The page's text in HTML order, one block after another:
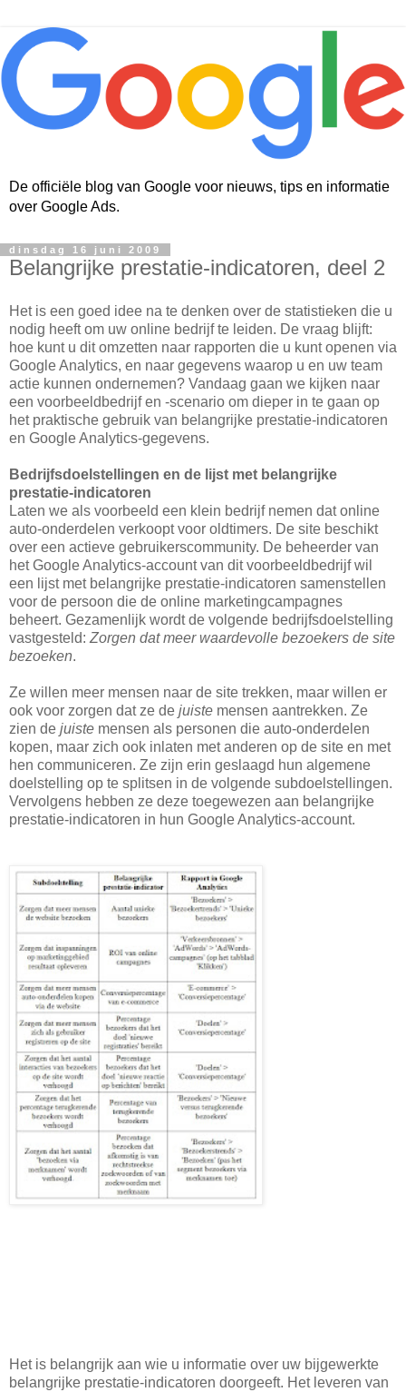
De officiële blog van Google voor nieuws, tips en informatie
over Google Ads.
dinsdag 16 juni 2009
Belangrijke prestatie-indicatoren, deel 2
Het is een goed idee na te denken over de statistieken die u
nodig heeft om uw online bedrijf te leiden. De vraag blijft:
hoe kunt u dit omzetten naar rapporten die u kunt openen via
Google Analytics, en naar gegevens waarop u en uw team
actie kunnen ondernemen? Vandaag gaan we kijken naar
een voorbeeldbedrijf en -scenario om dieper in te gaan op
het praktische gebruik van belangrijke prestatie-indicatoren
en Google Analytics-gegevens.
Bedrijfsdoelstellingen en de lijst met belangrijke
prestatie-indicatoren
Laten we als voorbeeld een klein bedrijf nemen dat online
auto-onderdelen verkoopt voor oldtimers. De site beschikt
over een actieve gebruikerscommunity. De beheerder van
het Google Analytics-account van dit voorbeeldbedrijf wil
een lijst met belangrijke prestatie-indicatoren samenstellen
voor de persoon die de online marketingcampagnes
beheert. Gezamenlijk wordt de volgende bedrijfsdoelstelling
vastgesteld: Zorgen dat meer waardevolle bezoekers de site
bezoeken.
Ze willen meer mensen naar de site trekken, maar willen er
ook voor zorgen dat ze de juiste mensen aantrekken. Ze
zien de juiste mensen als personen die auto-onderdelen
kopen, maar zich ook inlaten met anderen op de site en met
hen communiceren. Ze zijn erin geslaagd hun algemene
doelstelling op te splitsen in de volgende subdoelstellingen.
Vervolgens hebben ze deze toegewezen aan belangrijke
prestatie-indicatoren in hun Google Analytics-account.
Het is belangrijk aan wie u informatie over uw bijgewerkte
belangrijke prestatie-indicatoren doorgeeft. Het leveren van